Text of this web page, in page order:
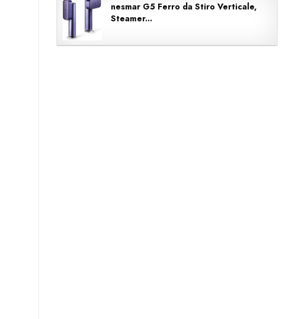
nesmar G5 Ferro da Stiro Verticale,
Steamer...